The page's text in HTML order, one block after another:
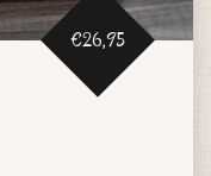
€26,95